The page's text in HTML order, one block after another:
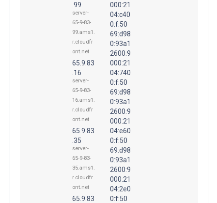
.99
server-
65-9-83-
99.ams1.
r.cloudfr
ont.net
65.9.83
.16
server-
65-9-83-
16.ams1.
r.cloudfr
ont.net
65.9.83
.35
server-
65-9-83-
35.ams1.
r.cloudfr
ont.net
65.9.83
000:21
04:c40
0:f:50
69:d98
0:93a1
2600:9
000:21
04:740
0:f:50
69:d98
0:93a1
2600:9
000:21
04:e60
0:f:50
69:d98
0:93a1
2600:9
000:21
04:2e0
0:f:50